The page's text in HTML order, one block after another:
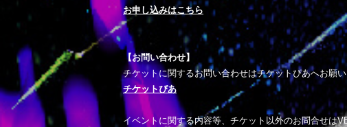
お申し込みはこちら
【お問い合わせ】
チケットに関するお問い合わせはチケットぴあへお願
チケットぴあ
イベントに関する内容等、チケット以外のお問合せは